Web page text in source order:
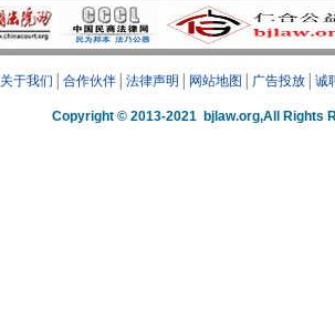
关于我们 合作伙伴 法律声明 网站地图 广告投放 诚
Copyright © 2013-2021 bjlaw.org,All Rights